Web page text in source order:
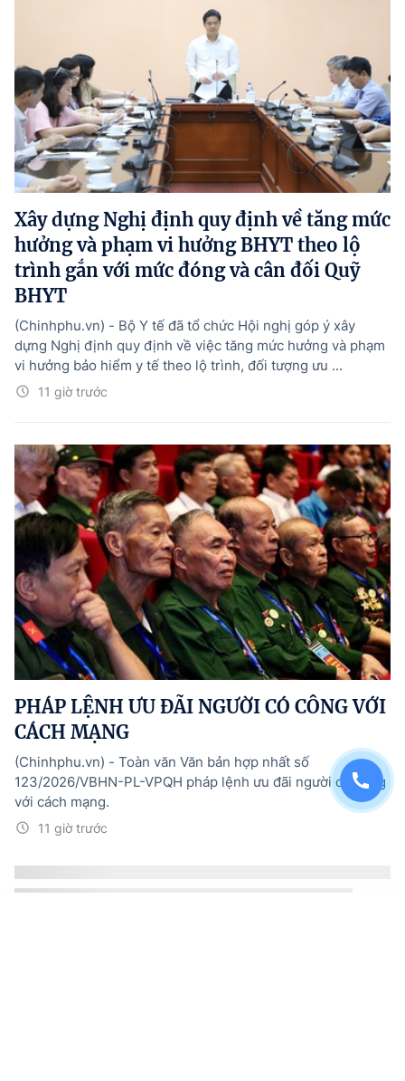
Xây dựng Nghị định quy định về tăng mức
hưởng và phạm vi hưởng BHYT theo lộ
trình gắn với mức đóng và cân đối Quỹ
BHYT
11 giờ trước
(Chinhphu.vn) - Bộ Y tế đã tổ chức Hội nghị góp ý xây
dựng Nghị định quy định về việc tăng mức hưởng và phạm
vi hưởng bảo hiểm y tế theo lộ trình, đối tượng ưu ...
PHÁP LỆNH ƯU ĐÃI NGƯỜI CÓ CÔNG VỚI
CÁCH MẠNG
11 giờ trước
(Chinhphu.vn) - Toàn văn Văn bản hợp nhất số
123/2026/VBHN-PL-VPQH pháp lệnh ưu đãi người có công
với cách mạng.